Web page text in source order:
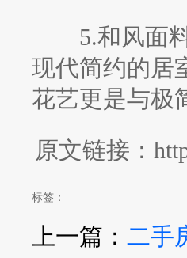
5.和风面料
现代简约的居
花艺更是与极
原文链接：
标签：
上一篇： 二手